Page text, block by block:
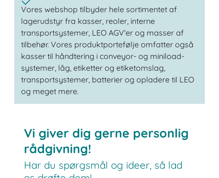
Vores webshop tilbyder hele sortimentet af
lagerudstyr fra kasser, reoler, interne
transportsystemer, LEO AGV'er og masser af
tilbehør. Vores produktportefølje omfatter også
kasser til håndtering i conveyor- og miniload-
systemer, låg, etiketter og etiketomslag,
transportsystemer, batterier og opladere til LEO
og meget mere.
Vi giver dig gerne personlig
rådgivning!
Har du spørgsmål og ideer, så lad